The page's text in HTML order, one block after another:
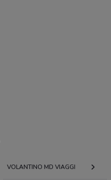
VOLANTINO MD VIAGGI